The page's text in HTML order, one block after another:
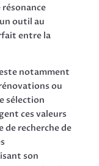
outil au
entre la
notamment
ou
sélection
ces valeurs
de recherche de
son